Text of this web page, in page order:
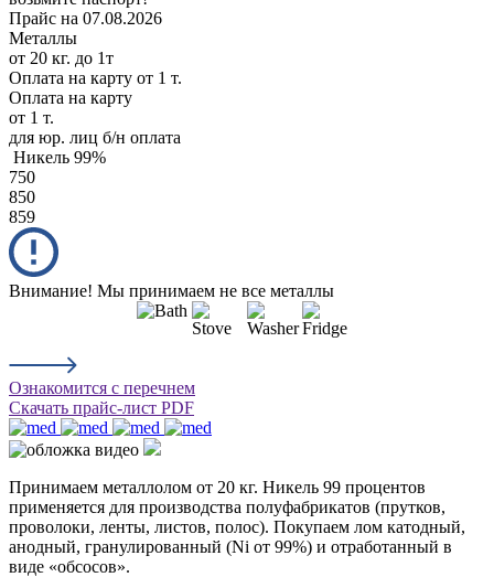
Прайс на 07.08.2026
Металлы
от 20 кг. до 1т
Оплата на карту от 1 т.
Оплата на карту
от 1 т.
для юр. лиц б/н оплата
Никель 99%
750
850
859
Внимание! Мы принимаем не все металлы
Ознакомится с перечнем
Скачать прайс-лист PDF
Принимаем металлолом от 20 кг. Никель 99 процентов
применяется для производства полуфабрикатов (прутков,
проволоки, ленты, листов, полос). Покупаем лом катодный,
анодный, гранулированный (Ni от 99%) и отработанный в
виде «обсосов».